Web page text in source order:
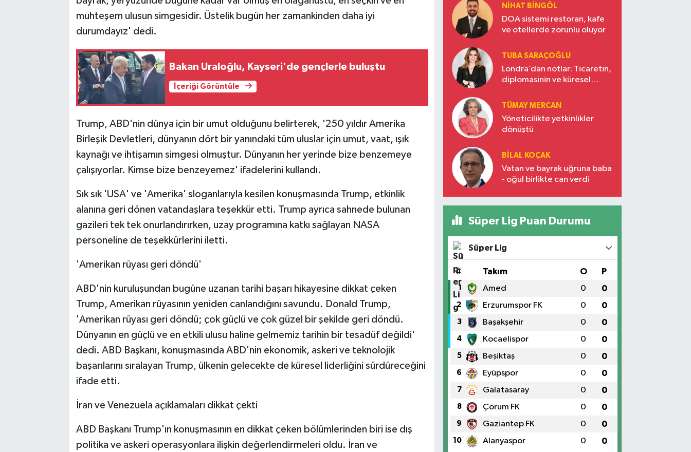
muhteşem ulusun simgesidir. Üstelik bugün her zamankinden daha iyi
durumdayız' dedi.
Bakan Uraloğlu, Kayseri'de gençlerle buluştu
İçeriği Görüntüle
Trump, ABD'nin dünya için bir umut olduğunu belirterek, '250 yıldır Amerika
Birleşik Devletleri, dünyanın dört bir yanındaki tüm uluslar için umut, vaat, ışık
kaynağı ve ihtişamın simgesi olmuştur. Dünyanın her yerinde bize benzemeye
çalışıyorlar. Kimse bize benzeyemez' ifadelerini kullandı.
Sık sık 'USA' ve 'Amerika' sloganlarıyla kesilen konuşmasında Trump, etkinlik
alanına geri dönen vatandaşlara teşekkür etti. Trump ayrıca sahnede bulunan
gazileri tek tek onurlandırırken, uzay programına katkı sağlayan NASA
personeline de teşekkürlerini iletti.
'Amerikan rüyası geri döndü'
ABD'nin kuruluşundan bugüne uzanan tarihi başarı hikayesine dikkat çeken
Trump, Amerikan rüyasının yeniden canlandığını savundu. Donald Trump,
'Amerikan rüyası geri döndü; çok güçlü ve çok güzel bir şekilde geri döndü.
Dünyanın en güçlü ve en etkili ulusu haline gelmemiz tarihin bir tesadüf değildi'
dedi. ABD Başkanı, konuşmasında ABD'nin ekonomik, askeri ve teknolojik
başarılarını sıralayan Trump, ülkenin gelecekte de küresel liderliğini sürdüreceğini
ifade etti.
İran ve Venezuela açıklamaları dikkat çekti
ABD Başkanı Trump'ın konuşmasının en dikkat çeken bölümlerinden biri ise dış
politika ve askeri operasyonlara ilişkin değerlendirmeleri oldu. İran ve
NIHAT BINGÖL
DOA sistemi restoran, kafe
ve otellerde zorunlu oluyor
TUBA SARAÇOĞLU
Londra’dan notlar: Ticaretin,
diplomasinin ve küresel
Türkiye’nin yükselen gücü
TÜMAY MERCAN
Yöneticilikte yetkinlikler
dönüştü
BILAL KOÇAK
Vatan ve bayrak uğruna baba
- oğul birlikte can verdi
Süper Lig Puan Durumu
Süper Lig
# Takım O P
1 Amed 0 0
2 Erzurumspor FK 0 0
3 Başakşehir 0 0
4 Kocaelispor 0 0
5 Beşiktaş 0 0
6 Eyüpspor 0 0
7 Galatasaray 0 0
8 Çorum FK 0 0
9 Gaziantep FK 0 0
10 Alanyaspor 0 0